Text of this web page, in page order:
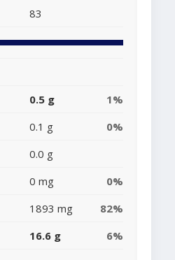
83
0.5 g
1%
0.1 g
0%
0.0 g
0 mg
0%
1893 mg
82%
16.6 g
6%